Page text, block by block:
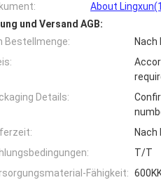
About
und Versand AGB:
Bestellmenge:
Nach
Details:
Nach
T/T
Fähigkeit: